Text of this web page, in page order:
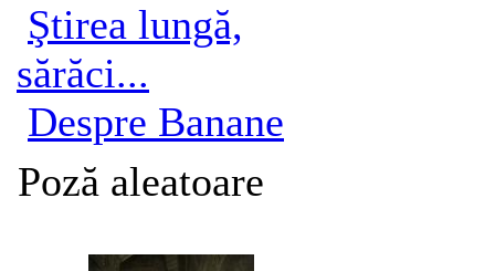
Ştirea lungă,
sărăci...
Despre Banane
Poză aleatoare